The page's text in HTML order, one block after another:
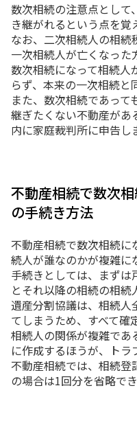
数次相続の注意点として
き継がれるという点を覚
なお、二次相続人の相続
一次相続人が亡くなった
数次相続になって相続人
らず、本来の一次相続と
また、数次相続であって
継ぎたくない不動産が
内に家庭裁判所に申告し
不動産相続で数次
の手続き方法
不動産相続で数次相続に
続人が誰なのかが複雑に
手続きとしては、まず
とそれ以降の相続の相続
遺産分割協議は、相続人
てしまうため、すべて確
相続人の関係が複雑であ
に作成するほうが、トラ
不動産相続では、相続
の場合は1回分を省略で